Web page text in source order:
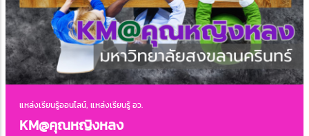
แหล่งเรียนรู้ออนไลน์, แหล่งเรียนรู้ อว.
KM@คุณหญิงหลง